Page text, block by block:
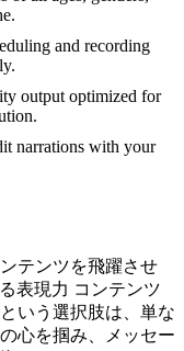
and recording
output optimized for
narrations with your
テンツを飛躍させ
表現力 コンテンツ
いう選択肢は、単な
心を掴み、メッセー